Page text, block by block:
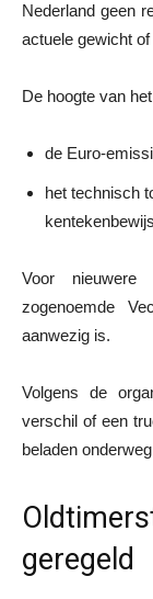
Nederland geen
actuele gewicht
De hoogte van
de Euro-
het technisch
Voor
zogenoemde
aanwezig is.
Volgens de
verschil of een
beladen
geregeld